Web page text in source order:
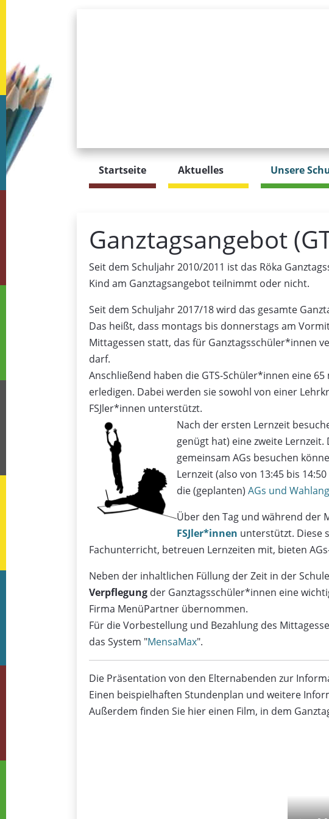
Startseite Aktuelles Unsere
Ganztagsangebot
Seit dem Schuljahr 2010/2011 ist das Röka
Kind am Ganztagsangebot teilnimmt oder nicht.
Seit dem Schuljahr 2017/18 wird das gesamte
Das heißt, dass montags bis donnerstags am
Mittagessen statt, das für Ganztagsschüler*innen
darf.
Anschließend haben die GTS-Schüler*innen eine
erledigen. Dabei werden sie sowohl von einer
FSJler*innen unterstützt.
Nach der ersten Lernzeit
genügt hat) eine zweite
gemeinsam AGs besuchen
Lernzeit (also von 13:45 bis
die (geplanten) AGs und
Über den Tag und während der
FSJler*innen unterstützt. Diese
Fachunterricht, betreuen Lernzeiten mit, bieten
Neben der inhaltlichen Füllung der Zeit in der
Verpflegung der Ganztagsschüler*innen eine
Firma MenüPartner übernommen.
Für die Vorbestellung und Bezahlung des
das System "MensaMax".
Die Präsentation von den Elternabenden zur
Einen beispielhaften Stundenplan und weitere
Außerdem finden Sie hier einen Film, in dem